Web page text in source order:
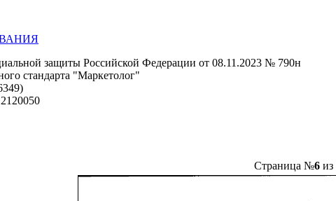
защиты Российской Федерации от 08.11.2023 № 790н
стандарта "Маркетолог"
Страница №6из